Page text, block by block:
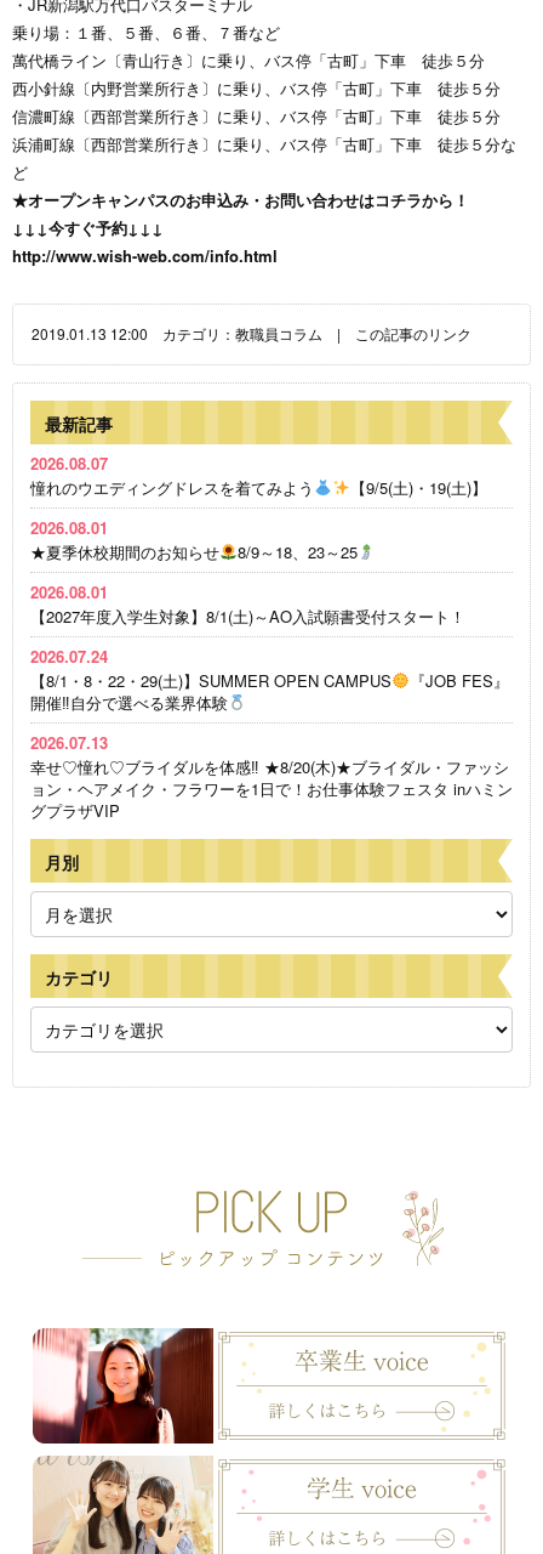
乗り場：１番、５番、６番、７番など
萬代橋ライン〔青山行き〕に乗り、バス停「古町」下車 徒歩５分
西小針線〔内野営業所行き〕に乗り、バス停「古町」下車 徒歩５分
信濃町線〔西部営業所行き〕に乗り、バス停「古町」下車 徒歩５分
浜浦町線〔西部営業所行き〕に乗り、バス停「古町」下車 徒歩５分な
ど
★オープンキャンパスのお申込み・お問い合わせはコチラから！
↓↓↓今すぐ予約↓↓↓
http://www.wish-web.com/info.html
2019.01.13 12:00 カテゴリ： 教職員コラム | この記事のリンク
最新記事
2026.08.07
憧れのウエディングドレスを着てみよう
【9/5(土)・19(土)】
2026.08.01
★夏季休校期間のお知らせ
8/9～18、23～25
2026.08.01
【2027年度入学生対象】8/1(土)～AO入試願書受付スタート！
2026.07.24
【8/1・8・22・29(土)】SUMMER OPEN CAMPUS
『JOB FES』
開催‼自分で選べる業界体験
2026.07.13
幸せ♡憧れ♡ブライダルを体感‼ ★8/20(木)★ブライダル・ファッシ
ョン・ヘアメイク・フラワーを1日で！お仕事体験フェスタ inハミン
グプラザVIP
月別
カテゴリ